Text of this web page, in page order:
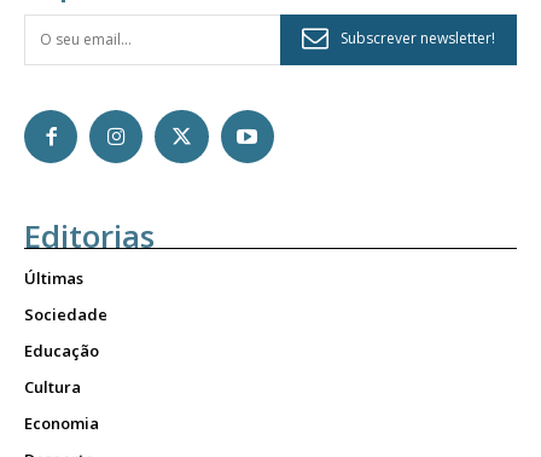
Subscrever newsletter!
Editorias
Últimas
Sociedade
Educação
Cultura
Economia